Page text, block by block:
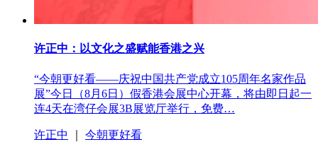
许正中：以文化之盛赋能香港之兴
“今朝更好看——庆祝中国共产党成立105周年名家作品
展”今日（8月6日）假香港会展中心开幕，将由即日起一
连4天在湾仔会展3B展览厅举行，免费…
许正中
今朝更好看